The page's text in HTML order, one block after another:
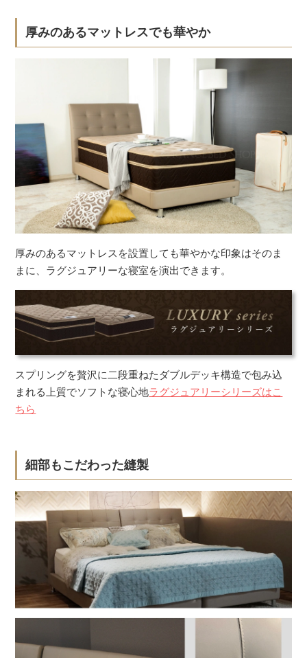
厚みのあるマットレスでも華やか
厚みのあるマットレスを設置しても華やかな印象はそのま
まに、ラグジュアリーな寝室を演出できます。
スプリングを贅沢に二段重ねたダブルデッキ構造で包み込
まれる上質でソフトな寝心地ラグジュアリーシリーズはこ
ちら
細部もこだわった縫製